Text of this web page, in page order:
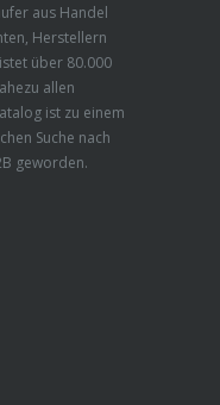
aus Handel
Herstellern
über 80.000
allen
ist zu einem
Suche nach
geworden.